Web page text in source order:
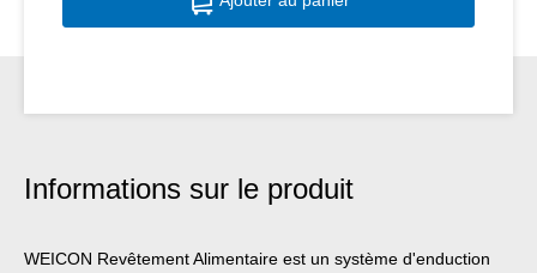
Informations sur le produit
WEICON Revêtement Alimentaire est un système d'enduction